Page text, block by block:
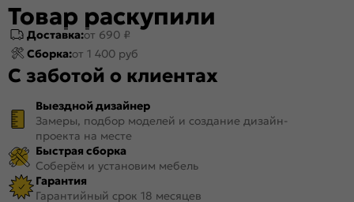
Товар раскупили
Доставка:от 690 ₽
Сборка:от 1 400 руб
С заботой о клиентах
Выездной дизайнер
Замеры, подбор моделей и создание дизайн-
проекта на месте
Быстрая сборка
Соберём и установим мебель
Гарантия
Гарантийный срок 18 месяцев